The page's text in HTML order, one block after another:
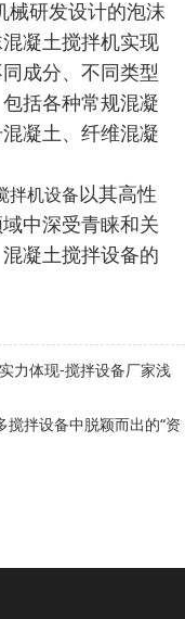
研发设计的泡沫
凝土搅拌机实现
成分、不同类型
括各种常规混凝
凝土、纤维混凝
拌机设备 以其高性
中深受青睐和关
凝土搅拌设备的
力体现-搅拌设备厂家浅
搅拌设备中脱颖而出的“资